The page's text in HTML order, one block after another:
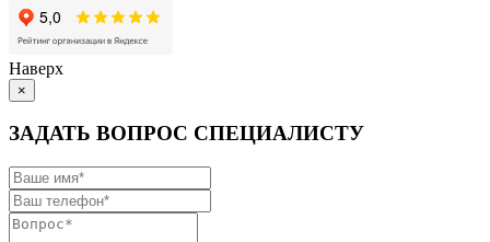
Наверх
×
ЗАДАТЬ ВОПРОС СПЕЦИАЛИСТУ